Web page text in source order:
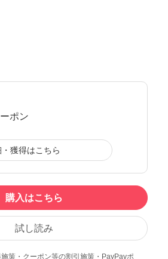
ポン
獲得はこちら
購入はこちら
試し読み
策・クーポン等の割引施策・PayPayポ